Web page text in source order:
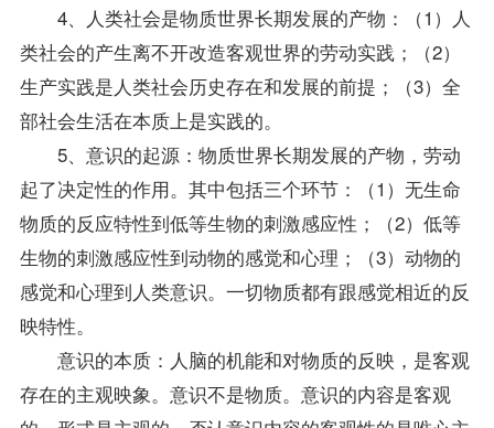
4、人类社会是物质世界长期发展的产物：（1）人
类社会的产生离不开改造客观世界的劳动实践；（2）
生产实践是人类社会历史存在和发展的前提；（3）全
部社会生活在本质上是实践的。
5、意识的起源：物质世界长期发展的产物，劳动
起了决定性的作用。其中包括三个环节：（1）无生命
物质的反应特性到低等生物的刺激感应性；（2）低等
生物的刺激感应性到动物的感觉和心理；（3）动物的
感觉和心理到人类意识。一切物质都有跟感觉相近的反
映特性。
意识的本质：人脑的机能和对物质的反映，是客观
存在的主观映象。意识不是物质。意识的内容是客观